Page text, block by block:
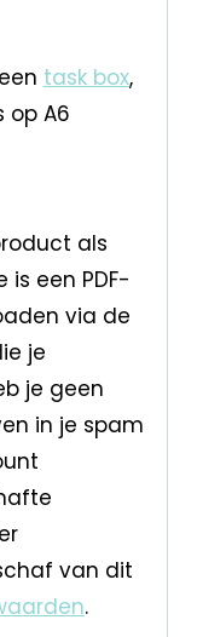
task box,
op A6
als
een PDF-
via de
je
je geen
in je spam
van dit
.